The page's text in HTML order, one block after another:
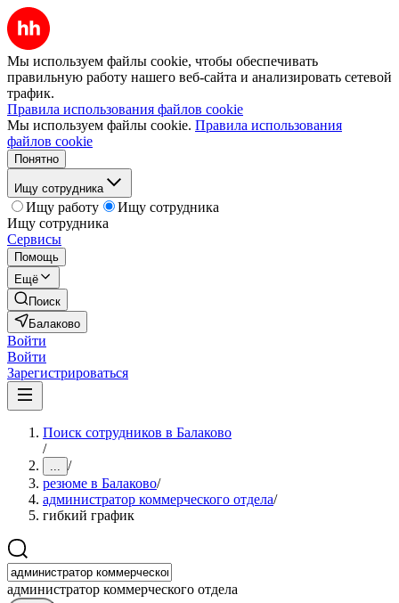
Мы используем файлы cookie, чтобы обеспечивать
правильную работу нашего веб-сайта и анализировать сетевой
трафик.
Правила использования файлов cookie
Мы используем файлы cookie. Правила использования
файлов cookie
Понятно
Ищу сотрудника
Ищу работу
Ищу сотрудника
Ищу сотрудника
Сервисы
Помощь
Ещё
Поиск
Балаково
Войти
Войти
Зарегистрироваться
Поиск сотрудников в Балаково
/
... /
резюме в Балаково/
администратор коммерческого отдела/
гибкий график
администратор коммерческого отдела